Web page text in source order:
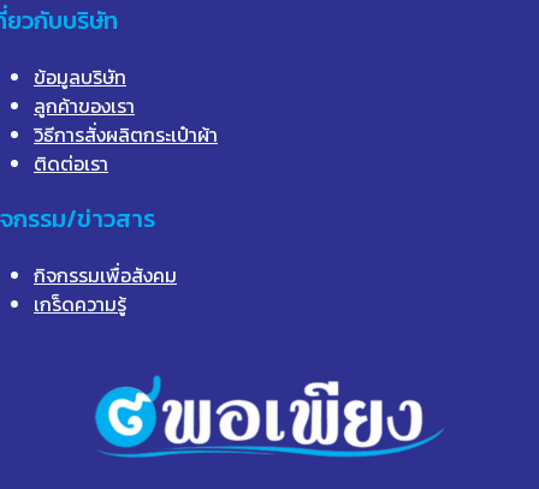
ยวกับบริษัท
ข้อมูลบริษัท
ลูกค้าของเรา
วิธีการสั่งผลิตกระเป๋าผ้า
ติดต่อเรา
กรรม/ข่าวสาร
กิจกรรมเพื่อสังคม
เกร็ดความรู้